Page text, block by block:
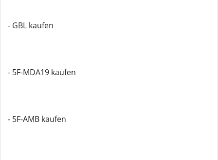
- GBL kaufen
- 5F-MDA19 kaufen
- 5F-AMB kaufen